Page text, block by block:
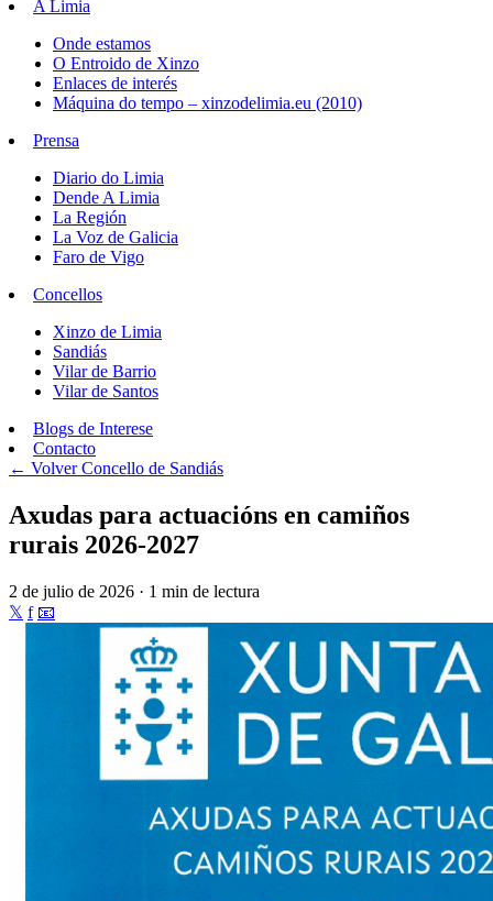
A Limia
Onde estamos
O Entroido de Xinzo
Enlaces de interés
Máquina do tempo – xinzodelimia.eu (2010)
Prensa
Diario do Limia
Dende A Limia
La Región
La Voz de Galicia
Faro de Vigo
Concellos
Xinzo de Limia
Sandiás
Vilar de Barrio
Vilar de Santos
Blogs de Interese
Contacto
← VolverConcello de Sandiás
Axudas para actuacións en camiños
rurais 2026-2027
2 de julio de 2026 · 1 min de lectura
𝕏 f 📧